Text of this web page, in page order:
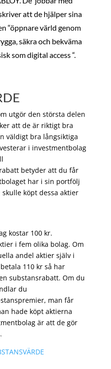
att de hjälper sina
“öppnare värld genom
säkra och bekväma
som digital access “.
utgör den största delen
att de är riktigt bra
väldigt bra långsiktiga
i investmentbolag
betyder att du får
har i sin portfölj
köpt dessa aktier
kostar 100 kr.
i fem olika bolag. Om
andel aktier själv i
110 kr så har
substansrabatt. Om du
du
man får
hade köpt aktierna
är att de gör